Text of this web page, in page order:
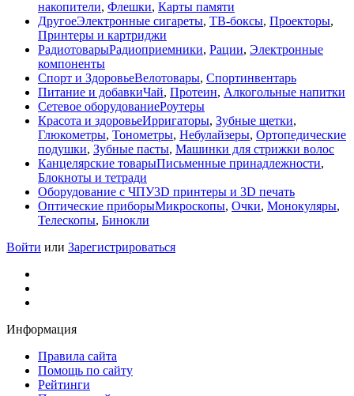
накопители, Флешки, Карты памяти
ДругоеЭлектронные сигареты, ТВ-боксы, Проекторы,
Принтеры и картриджи
РадиотоварыРадиоприемники, Рации, Электронные
компоненты
Спорт и ЗдоровьеВелотовары, Спортинвентарь
Питание и добавкиЧай, Протеин, Алкогольные напитки
Сетевое оборудованиеРоутеры
Красота и здоровьеИрригаторы, Зубные щетки,
Глюкометры, Тонометры, Небулайзеры, Ортопедические
подушки, Зубные пасты, Машинки для стрижки волос
Канцелярские товарыПисьменные принадлежности,
Блокноты и тетради
Оборудование с ЧПУ3D принтеры и 3D печать
Оптические приборыМикроскопы, Очки, Монокуляры,
Телескопы, Бинокли
Войти или Зарегистрироваться
Информация
Правила сайта
Помощь по сайту
Рейтинги